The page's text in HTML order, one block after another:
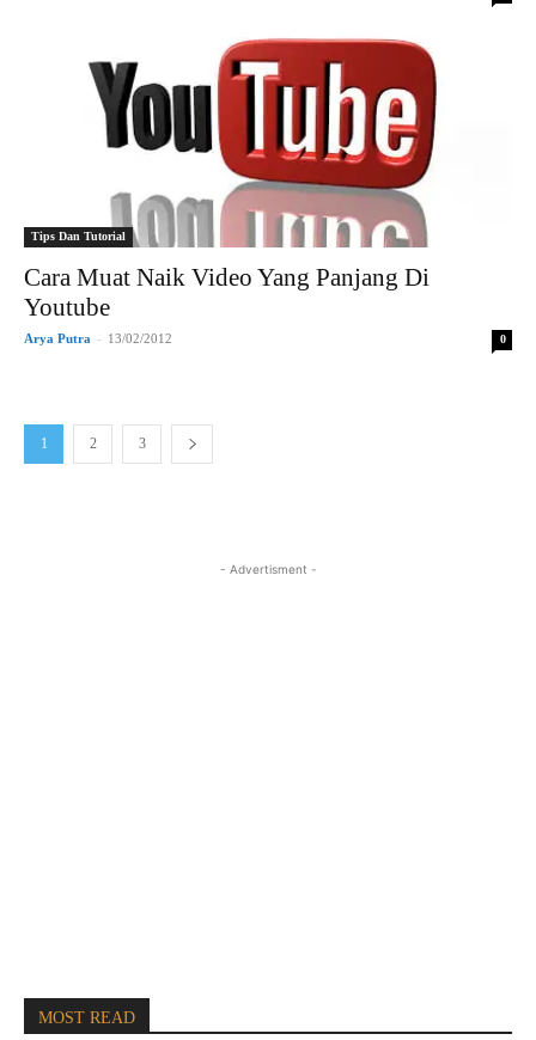
Tips Dan Tutorial
Cara Muat Naik Video Yang Panjang Di
Youtube
Arya Putra - 13/02/2012 0
1 2 3
- Advertisment -
MOST READ